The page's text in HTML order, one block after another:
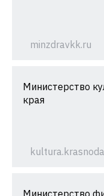
minzdravkk.ru
Министерство
края